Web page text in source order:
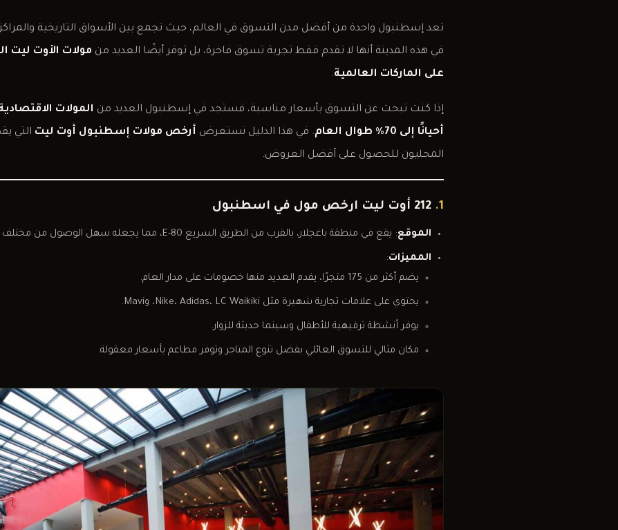
تعد إسطنبول واحدة من أفضل مدن التسوق في العالم، حيث تجمع بين الأسواق التاريخية والمراكز
في هذه المدينة أنها لا تقدم فقط تجربة تسوق فاخرة، بل توفر أيضًا العديد من مولات الأوت ليت
على الماركات العالمية.
إذا كنت تبحث عن التسوق بأسعار مناسبة، فستجد في إسطنبول العديد من المولات
أحيانًا إلى 70٪ طوال العام
. في هذا الدليل نستعرض أرخص مولات إسطنبول أوت ليت التي
المحليون للحصول على أفضل العروض.
1. 212 أوت ليت ارخص مول في اسطنبول
الموقع: يقع في منطقة باغجلار، بالقرب من الطريق السريع E-80، مما يجعله سهل الوصول من مختلف أنحاء إسطنبول.
المميزات:
يضم أكثر من 175 متجرًا، يقدم العديد منها خصومات على مدار العام.
يحتوي على علامات تجارية شهيرة مثل Nike، Adidas، LC Waikiki، وMavi.
يوفر أنشطة ترفيهية للأطفال وسينما حديثة للزوار.
مكان مثالي للتسوق العائلي بفضل تنوع المتاجر وتوفر مطاعم بأسعار معقولة.